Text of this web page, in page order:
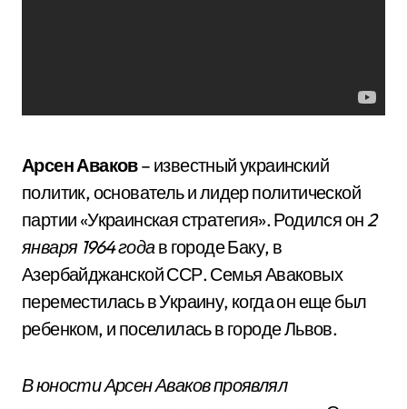
Арсен Аваков– известный украинский
политик, основатель и лидер политической
партии «Украинская стратегия». Родился он2
января 1964 годав городе Баку, в
Азербайджанской ССР. Семья Аваковых
переместилась в Украину, когда он еще был
ребенком, и поселилась в городе Львов.
В юности Арсен Аваков проявлял